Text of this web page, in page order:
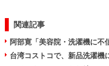
関連記事
阿部寛「美容院・洗濯機に不
台湾コストコで、新品洗濯機